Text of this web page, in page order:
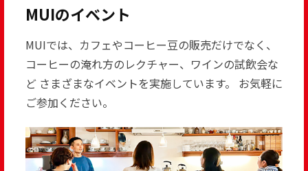
MUIのイベント
MUIでは、カフェやコーヒー豆の販売だけでなく、
コーヒーの淹れ方のレクチャー、ワインの試飲会な
どさまざまなイベントを実施しています。
お気軽に
ご参加ください。